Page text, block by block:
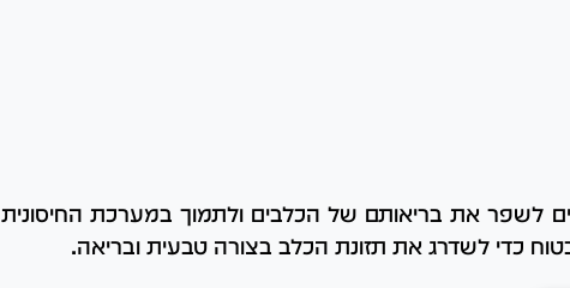
לשפר את בריאותם של הכלבים ולתמוך במערכת החיסונית
כדי לשדרג את תזונת הכלב בצורה טבעית ובריאה.